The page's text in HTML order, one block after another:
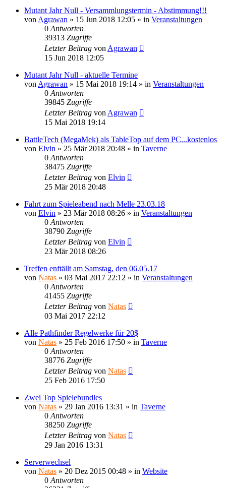
Mutant Jahr Null - Versammlungstermin - Abstimmung!!!
von Agrawan » 15 Jun 2018 12:05 » in Veranstaltungen
0 Antworten
39313 Zugriffe
Letzter Beitrag von Agrawan
15 Jun 2018 12:05
Mutant Jahr Null - aktuelle Termine
von Agrawan » 15 Mai 2018 19:14 » in Veranstaltungen
0 Antworten
39845 Zugriffe
Letzter Beitrag von Agrawan
15 Mai 2018 19:14
BattleTech (MegaMek) als TableTop auf dem PC...kostenlos
von Elvin » 25 Mär 2018 20:48 » in Taverne
0 Antworten
38475 Zugriffe
Letzter Beitrag von Elvin
25 Mär 2018 20:48
Fahrt zum Spieleabend nach Melle 23.03.18
von Elvin » 23 Mär 2018 08:26 » in Veranstaltungen
0 Antworten
38790 Zugriffe
Letzter Beitrag von Elvin
23 Mär 2018 08:26
Treffen enftällt am Samstag, den 06.05.17
von Natas » 03 Mai 2017 22:12 » in Veranstaltungen
0 Antworten
41455 Zugriffe
Letzter Beitrag von Natas
03 Mai 2017 22:12
Alle Pathfinder Regelwerke für 20$
von Natas » 25 Feb 2016 17:50 » in Taverne
0 Antworten
38776 Zugriffe
Letzter Beitrag von Natas
25 Feb 2016 17:50
Zwei Top Spielebundles
von Natas » 29 Jan 2016 13:31 » in Taverne
0 Antworten
38250 Zugriffe
Letzter Beitrag von Natas
29 Jan 2016 13:31
Serverwechsel
von Natas » 20 Dez 2015 00:48 » in Website
0 Antworten